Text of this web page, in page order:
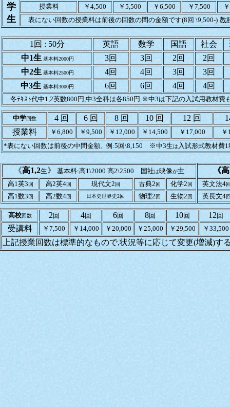
中学回数 4 回 6 回 8 回 10 回 12 回
授業料
￥6,800 ￥9,500 ￥12,000 ￥14,500 ￥17,000
￥
*表にない回数は前後の中間金額
例:5回\8,150 ※中3生は 入試形式教材費1
1回 : 50分 英語 数学 国語 社会
中1生 基本料2000円 3回 3回 2回
2回
中2生 基本料2500円 4回 4回 3回
3回
中3生 基本料3000円 6回 6回 4回 4回
冬ﾃｷｽﾄ代中1,2英数800円,中3全科は各850円 ※中3は下記の入試用教材
学
生
授業料 ￥4,500 ￥5,500 ￥6,500 ￥7,500
表にない回数の授業料は前後の回数の間の金額です(8回 \9,500-) 教
《高1,2生》 基本料:高1\2000 高2\2500 国社は映像が主
高1英3 回 高2英4回 現代文2 回 古典2 回 化学2 回
高1数3 回 高2数4回 日本史世界史2回 物理2 回 生物2 回
《
英文法4
英長文4
高校回数 2回 4回 6回 8回 10回 12回
受講料 ￥7,500 ￥14,000 ￥20,000 ￥25,000 ￥29,500 ￥33,500
上記授業回数は標準的なもので,状況等に応じて変更(増減)す